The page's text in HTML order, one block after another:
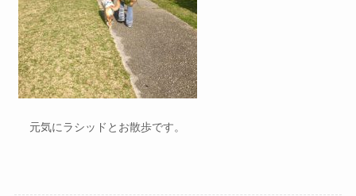
元気にラシッドとお散歩です。